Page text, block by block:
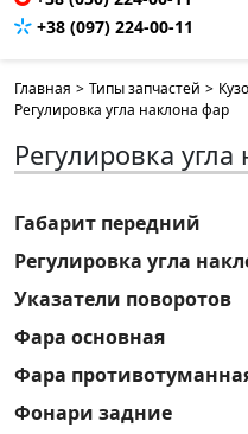
+38 (097) 224-00-11
Главная > Типы запчастей >
Регулировка угла наклона фар
Регулировка
Габарит передний
Регулировка угла
Указатели поворотов
Фара основная
Фара
Фонари задние